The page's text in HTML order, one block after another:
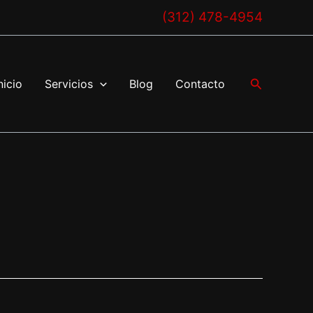
(312) 478-4954
Servicios Blog Contacto Buscar